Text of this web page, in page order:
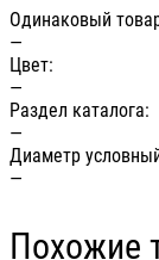
Одинаковый
—
Цвет:
—
Раздел каталога:
—
Диаметр
—
Похожие